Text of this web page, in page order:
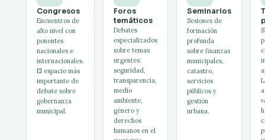
Congresos
Encuentros de
alto nivel con
ponentes
nacionales e
internacionales.
El espacio más
importante de
debate sobre
gobernanza
municipal.
Foros
temáticos
Debates
especializados
sobre temas
urgentes:
seguridad,
transparencia,
medio
ambiente,
género y
derechos
humanos en el
Seminarios
Sesiones de
formación
profunda
sobre finanzas
municipales,
catastro,
servicios
públicos y
gestión
urbana.